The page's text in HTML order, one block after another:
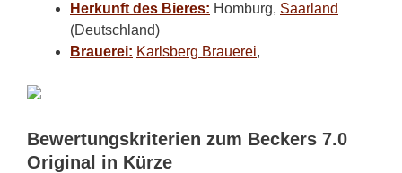
Herkunft des Bieres: Homburg, Saarland
(Deutschland)
Brauerei: Karlsberg Brauerei,
Bewertungskriterien zum Beckers 7.0
Original in Kürze